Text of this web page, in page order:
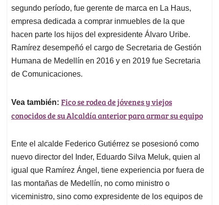
segundo período, fue gerente de marca en La Haus,
empresa dedicada a comprar inmuebles de la que
hacen parte los hijos del expresidente Álvaro Uribe.
Ramírez desempeñó el cargo de Secretaria de Gestión
Humana de Medellín en 2016 y en 2019 fue Secretaria
de Comunicaciones.
Vea también: Fico se rodea de jóvenes y viejos
conocidos de su Alcaldía anterior para armar su equipo
Ente el alcalde Federico Gutiérrez se posesionó como
nuevo director del Inder, Eduardo Silva Meluk, quien al
igual que Ramírez Ángel, tiene experiencia por fuera de
las montañas de Medellín, no como ministro o
viceministro, sino como expresidente de los equipos de